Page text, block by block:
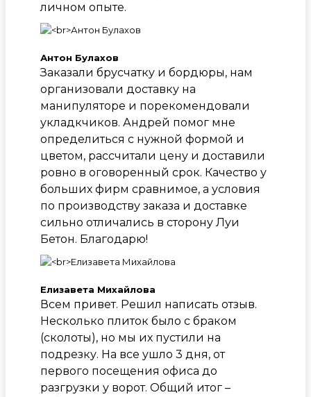
личном опыте.
Антон Булахов
Заказали брусчатку и бордюры, нам
организовали доставку на
манипуляторе и порекомендовали
укладкчиков. Андрей помог мне
определиться с нужной формой и
цветом, рассчитали цену и доставили
ровно в оговоренный срок. Качество у
больших фирм сравнимое, а условия
по производству заказа и доставке
сильно отличались в сторону Луи
Бетон. Благодарю!
Елизавета Михайлова
Всем привет. Решил написать отзыв.
Несколько плиток было с браком
(сколоты), но мы их пустили на
подрезку. На все ушло 3 дня, от
первого посещения офиса до
разгрузки у ворот. Общий итог –